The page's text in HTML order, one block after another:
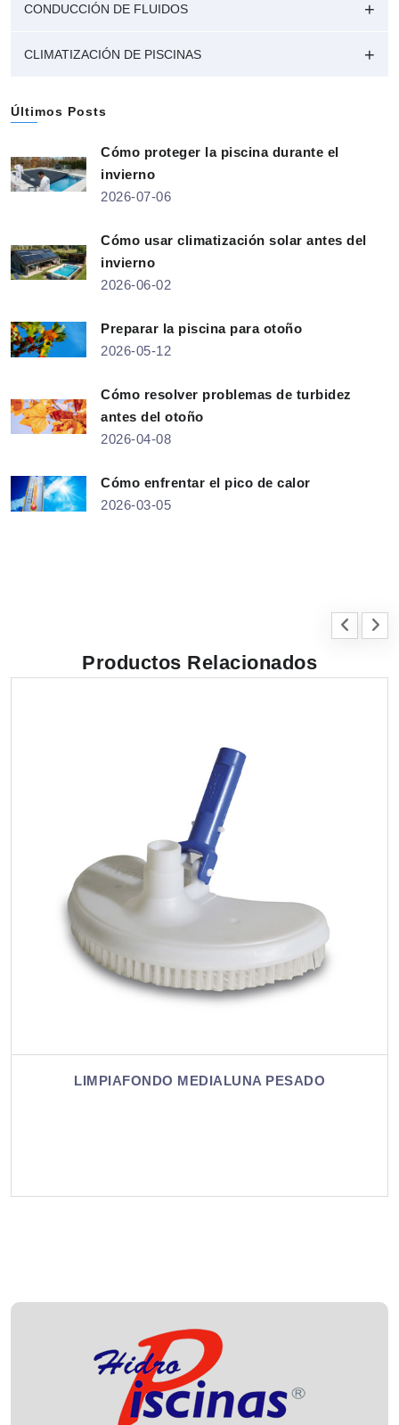
CONDUCCIÓN DE FLUIDOS
CLIMATIZACIÓN DE PISCINAS
Últimos Posts
Cómo proteger la piscina durante el
invierno
2026-07-06
Cómo usar climatización solar antes del
invierno
2026-06-02
Preparar la piscina para otoño
2026-05-12
Cómo resolver problemas de turbidez
antes del otoño
2026-04-08
Cómo enfrentar el pico de calor
2026-03-05
Productos Relacionados
LIMPIAFONDO MEDIALUNA PESADO